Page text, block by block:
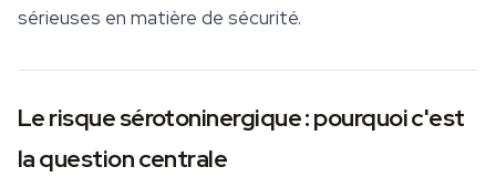
sérieuses en matière de sécurité.
Le risque sérotoninergique : pourquoi c'est
la question centrale